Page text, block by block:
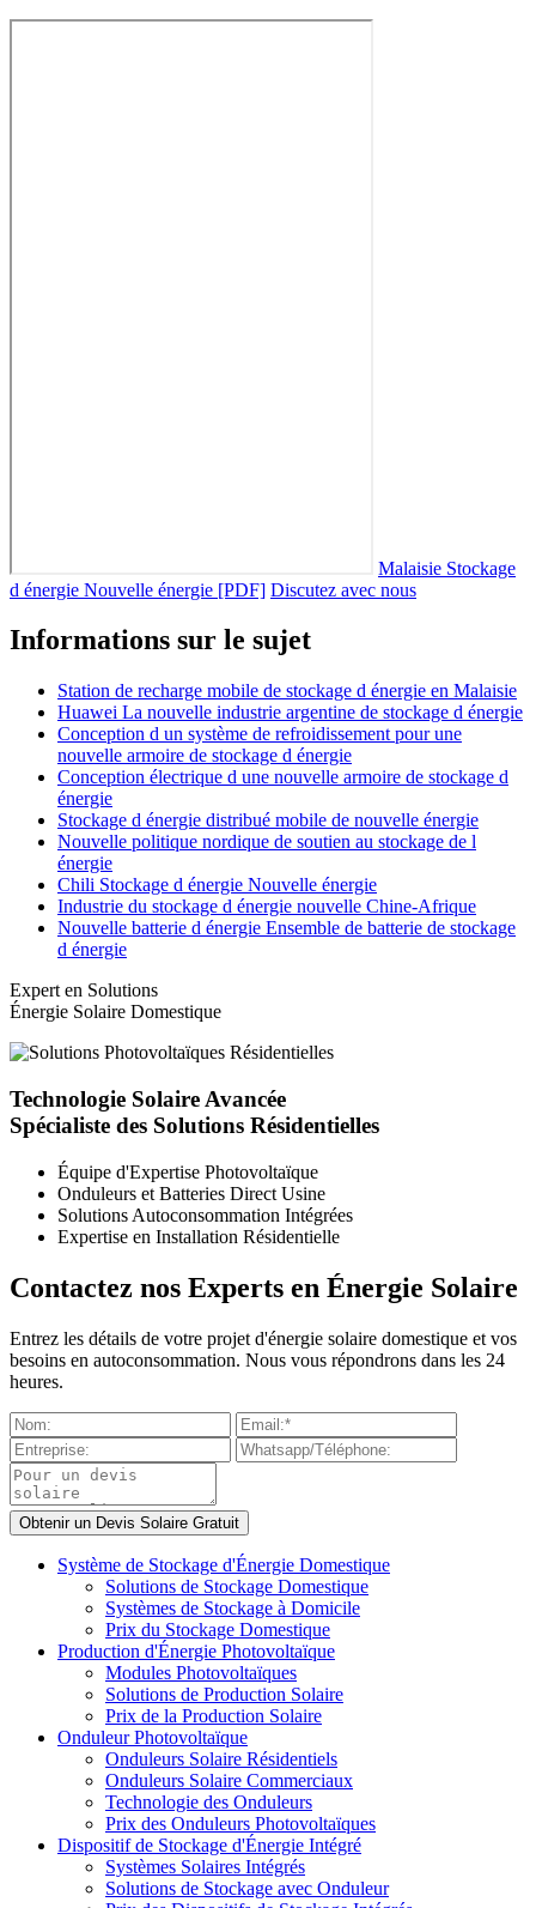
Malaisie Stockage
d énergie Nouvelle énergie [PDF] Discutez avec nous
Informations sur le sujet
Station de recharge mobile de stockage d énergie en Malaisie
Huawei La nouvelle industrie argentine de stockage d énergie
Conception d un système de refroidissement pour une
nouvelle armoire de stockage d énergie
Conception électrique d une nouvelle armoire de stockage d
énergie
Stockage d énergie distribué mobile de nouvelle énergie
Nouvelle politique nordique de soutien au stockage de l
énergie
Chili Stockage d énergie Nouvelle énergie
Industrie du stockage d énergie nouvelle Chine-Afrique
Nouvelle batterie d énergie Ensemble de batterie de stockage
d énergie
Expert en Solutions
Énergie Solaire Domestique
Technologie Solaire Avancée
Spécialiste des Solutions Résidentielles
Équipe d'Expertise Photovoltaïque
Onduleurs et Batteries Direct Usine
Solutions Autoconsommation Intégrées
Expertise en Installation Résidentielle
Contactez nos Experts en Énergie Solaire
Entrez les détails de votre projet d'énergie solaire domestique et vos
besoins en autoconsommation. Nous vous répondrons dans les 24
heures.
Système de Stockage d'Énergie Domestique
Solutions de Stockage Domestique
Systèmes de Stockage à Domicile
Prix du Stockage Domestique
Production d'Énergie Photovoltaïque
Modules Photovoltaïques
Solutions de Production Solaire
Prix de la Production Solaire
Onduleur Photovoltaïque
Onduleurs Solaire Résidentiels
Onduleurs Solaire Commerciaux
Technologie des Onduleurs
Prix des Onduleurs Photovoltaïques
Dispositif de Stockage d'Énergie Intégré
Systèmes Solaires Intégrés
Solutions de Stockage avec Onduleur